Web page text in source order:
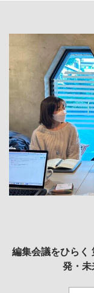
編集会議をひらく
発・
REVIEW｜果たし
作家
REVIEW｜
REVIEW｜生の存